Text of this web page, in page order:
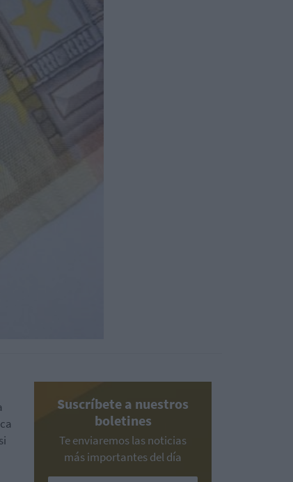
i
Suscríbete a nuestros
boletines
Te enviaremos las noticias
más importantes del día